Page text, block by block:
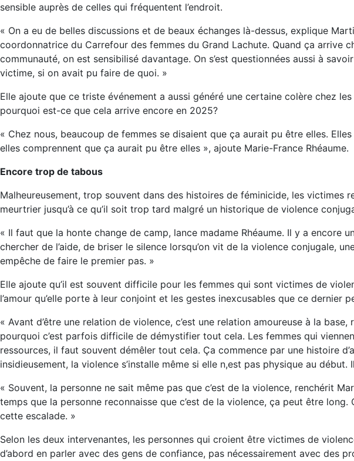
sensible auprès de celles qui fréquentent l’endroit.
« On a eu de belles discussions et de beaux échanges là-dessus, explique
coordonnatrice du Carrefour des femmes du Grand Lachute. Quand ça arrive
communauté, on est sensibilisé davantage. On s’est questionnées aussi à
victime, si on avait pu faire de quoi. »
Elle ajoute que ce triste événement a aussi généré une certaine colère chez
pourquoi est-ce que cela arrive encore en 2025?
« Chez nous, beaucoup de femmes se disaient que ça aurait pu être elles. Elles
elles comprennent que ça aurait pu être elles », ajoute Marie-France Rhéaume.
Encore trop de tabous
Malheureusement, trop souvent dans des histoires de féminicide, les victimes
meurtrier jusqu’à ce qu’il soit trop tard malgré un historique de violence
« Il faut que la honte change de camp, lance madame Rhéaume. Il y a encore
chercher de l’aide, de briser le silence lorsqu’on vit de la violence conjugale,
empêche de faire le premier pas. »
Elle ajoute qu’il est souvent difficile pour les femmes qui sont victimes de
l’amour qu’elle porte à leur conjoint et les gestes inexcusables que ce dernier
« Avant d’être une relation de violence, c’est une relation amoureuse à la base,
pourquoi c’est parfois difficile de démystifier tout cela. Les femmes qui
ressources, il faut souvent démêler tout cela. Ça commence par une histoire
insidieusement, la violence s’installe même si elle n,est pas physique au début.
« Souvent, la personne ne sait même pas que c’est de la violence, renchérit
temps que la personne reconnaisse que c’est de la violence, ça peut être long.
cette escalade. »
Selon les deux intervenantes, les personnes qui croient être victimes de
d’abord en parler avec des gens de confiance, pas nécessairement avec des